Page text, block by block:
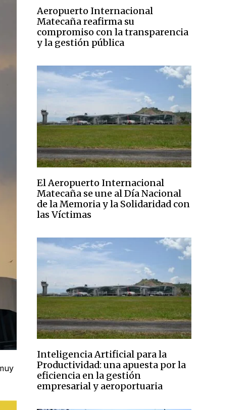
Aeropuerto Internacional
Matecaña reafirma su
compromiso con la transparencia
y la gestión pública
El Aeropuerto Internacional
Matecaña se une al Día Nacional
de la Memoria y la Solidaridad con
las Víctimas
Inteligencia Artificial para la
Productividad: una apuesta por la
eficiencia en la gestión
empresarial y aeroportuaria